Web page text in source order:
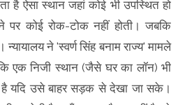
है ऐसा स्थान जहां कोई भी उपस्थित हो
कोई रोक-टोक नहीं होती। जबकि
ने 'स्वर्ण सिंह बनाम राज्य' मामले
एक निजी स्थान (जैसे घर का लॉन) भी
है यदि उसे बाहर सड़क से देखा जा सके।